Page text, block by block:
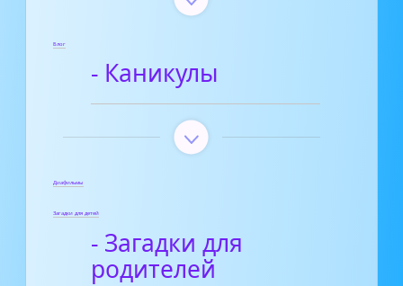
Блог
- Каникулы
Диафильмы
Загадки для детей
- Загадки для
родителей